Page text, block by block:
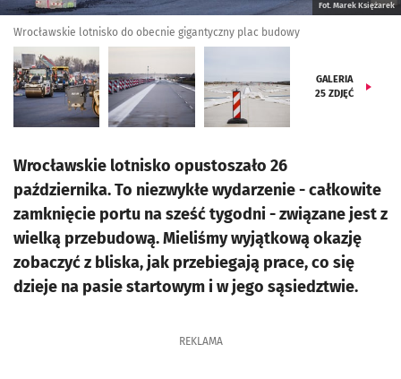
Fot. Marek Księżarek
Wrocławskie lotnisko do obecnie gigantyczny plac budowy
GALERIA
25 ZDJĘĆ
Wrocławskie lotnisko opustoszało 26
października. To niezwykłe wydarzenie - całkowite
zamknięcie portu na sześć tygodni - związane jest z
wielką przebudową. Mieliśmy wyjątkową okazję
zobaczyć z bliska, jak przebiegają prace, co się
dzieje na pasie startowym i w jego sąsiedztwie.
REKLAMA